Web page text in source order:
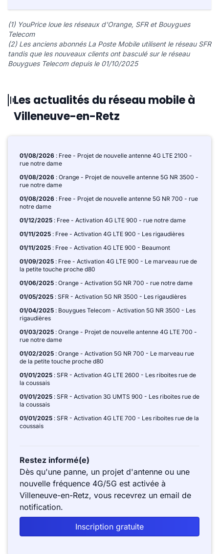
(1) YouPrice loue les réseaux d'Orange, SFR et Bouygues
Telecom
(2) Les anciens abonnés La Poste Mobile utilisent le réseau SFR
tandis que les nouveaux clients ont basculé sur le réseau
Bouygues Telecom depuis le 01/10/2025
Les actualités du réseau mobile à
Villeneuve-en-Retz
01/08/2026 : Free - Projet de nouvelle antenne 4G LTE 2100 -
rue notre dame
01/08/2026 : Orange - Projet de nouvelle antenne 5G NR 3500 -
rue notre dame
01/08/2026 : Free - Projet de nouvelle antenne 5G NR 700 - rue
notre dame
01/12/2025 : Free - Activation 4G LTE 900 - rue notre dame
01/11/2025 : Free - Activation 4G LTE 900 - Les rigaudières
01/11/2025 : Free - Activation 4G LTE 900 - Beaumont
01/09/2025 : Free - Activation 4G LTE 900 - Le marveau rue de
la petite touche proche d80
01/06/2025 : Orange - Activation 5G NR 700 - rue notre dame
01/05/2025 : SFR - Activation 5G NR 3500 - Les rigaudières
01/04/2025 : Bouygues Telecom - Activation 5G NR 3500 - Les
rigaudières
01/03/2025 : Orange - Projet de nouvelle antenne 4G LTE 700 -
rue notre dame
01/02/2025 : Orange - Activation 5G NR 700 - Le marveau rue
de la petite touche proche d80
01/01/2025 : SFR - Activation 4G LTE 2600 - Les riboites rue de
la coussais
01/01/2025 : SFR - Activation 3G UMTS 900 - Les riboites rue de
la coussais
01/01/2025 : SFR - Activation 4G LTE 700 - Les riboites rue de la
coussais
Restez informé(e)
Dès qu'une panne, un projet d'antenne ou une
nouvelle fréquence 4G/5G est activée à
Villeneuve-en-Retz, vous recevrez un email de
notification.
Inscription gratuite